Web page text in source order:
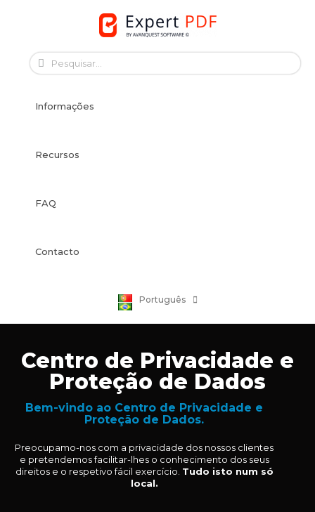
content
Informações
Recursos
FAQ
Contacto
Português
日本語
Centro de Privacidade e
Proteção de Dados
Bem-vindo ao Centro de Privacidade e
Proteção de Dados.
Preocupamo-nos com a privacidade dos nossos clientes
e pretendemos facilitar-lhes o conhecimento dos seus
direitos e o respetivo fácil exercício. Tudo isto num só
local.